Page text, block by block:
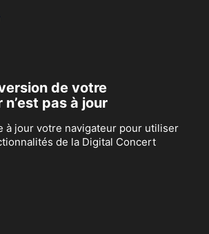
de votre
pas à jour
à jour votre navigateur pour utiliser
de la Digital Concert